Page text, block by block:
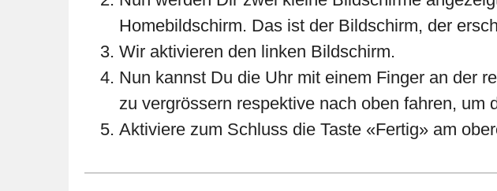
Homebildschirm. Das ist der Bildschirm, der
Wir aktivieren den linken Bildschirm.
Nun kannst Du die Uhr mit einem Finger an der
zu vergrössern respektive nach oben fahren, um
Aktiviere zum Schluss die Taste «Fertig» am